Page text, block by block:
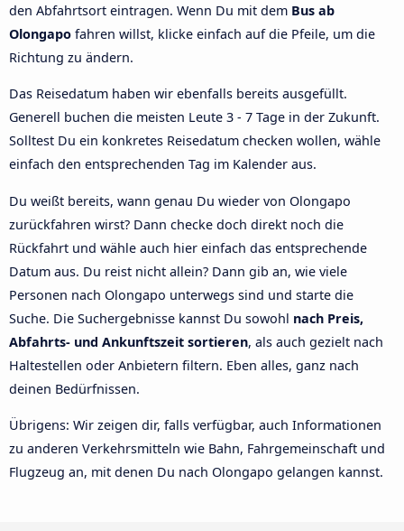
den Abfahrtsort eintragen. Wenn Du mit dem Bus ab
Olongapo fahren willst, klicke einfach auf die Pfeile, um die
Richtung zu ändern.
Das Reisedatum haben wir ebenfalls bereits ausgefüllt.
Generell buchen die meisten Leute 3 - 7 Tage in der Zukunft.
Solltest Du ein konkretes Reisedatum checken wollen, wähle
einfach den entsprechenden Tag im Kalender aus.
Du weißt bereits, wann genau Du wieder von Olongapo
zurückfahren wirst? Dann checke doch direkt noch die
Rückfahrt und wähle auch hier einfach das entsprechende
Datum aus. Du reist nicht allein? Dann gib an, wie viele
Personen nach Olongapo unterwegs sind und starte die
Suche. Die Suchergebnisse kannst Du sowohl nach Preis,
Abfahrts- und Ankunftszeit sortieren, als auch gezielt nach
Haltestellen oder Anbietern filtern. Eben alles, ganz nach
deinen Bedürfnissen.
Übrigens: Wir zeigen dir, falls verfügbar, auch Informationen
zu anderen Verkehrsmitteln wie Bahn, Fahrgemeinschaft und
Flugzeug an, mit denen Du nach Olongapo gelangen kannst.